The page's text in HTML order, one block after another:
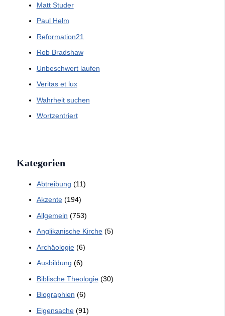
Matt Studer
Paul Helm
Reformation21
Rob Bradshaw
Unbeschwert laufen
Veritas et lux
Wahrheit suchen
Wortzentriert
Kategorien
Abtreibung (11)
Akzente(194)
Allgemein (753)
Anglikanische Kirche(5)
Archäologie(6)
Ausbildung (6)
Biblische Theologie(30)
Biographien (6)
Eigensache(91)